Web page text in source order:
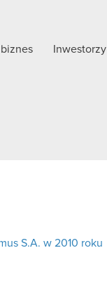
biznes Inwestorzy
S.A. w 2010 roku